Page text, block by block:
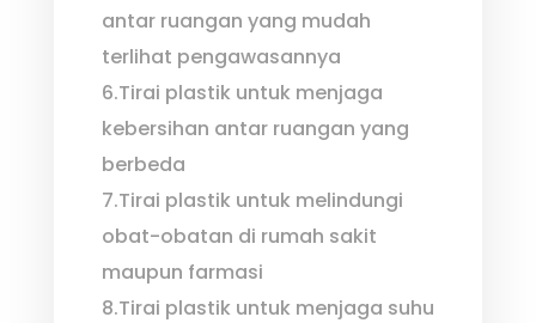
antar ruangan yang mudah
terlihat pengawasannya
6.Tirai plastik untuk menjaga
kebersihan antar ruangan yang
berbeda
7.Tirai plastik untuk melindungi
obat-obatan di rumah sakit
maupun farmasi
8.Tirai plastik untuk menjaga suhu